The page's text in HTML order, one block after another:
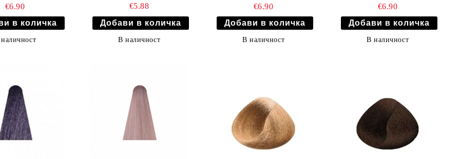
€6.90
КАФЯВО
€5.88
В наличност
КАФЯВО
€6.90
В наличност
РУСО
€6.90
В наличност